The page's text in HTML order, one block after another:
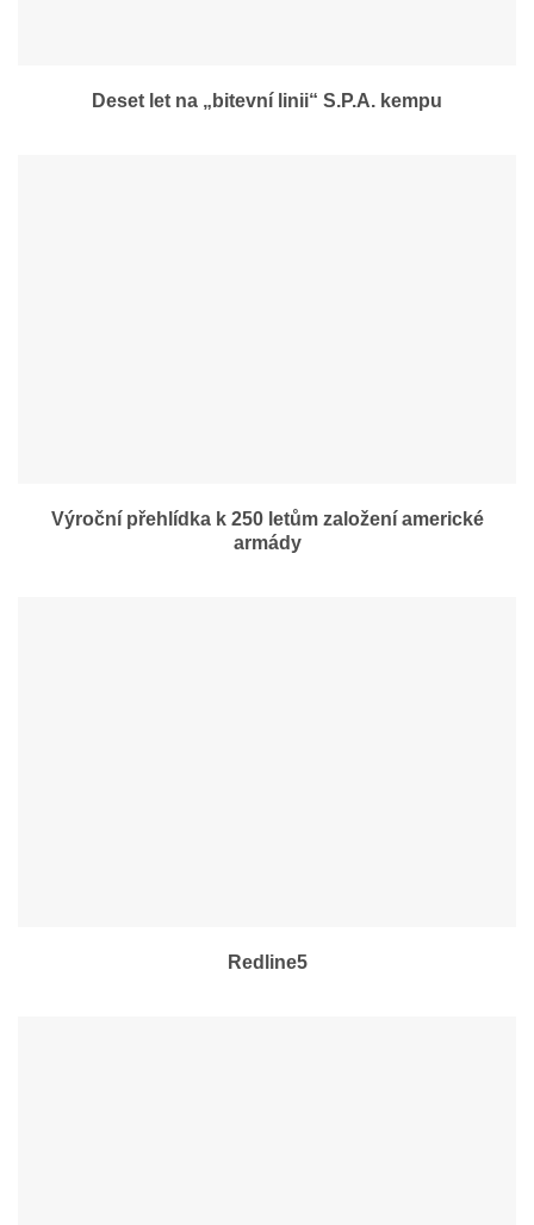
Deset let na „bitevní linii“ S.P.A. kempu
Výroční přehlídka k 250 letům založení americké
armády
Redline5